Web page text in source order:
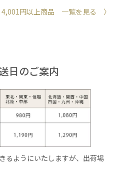
4,001円以上商品 一覧を見る 〉
日のご案内
るようにいたしますが、出荷場